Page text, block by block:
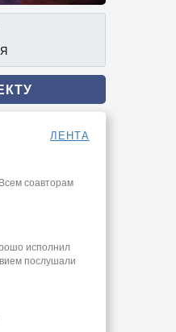
ЛЕНТА
соавторам
исполнил
послушали